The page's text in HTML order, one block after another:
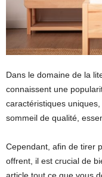
Dans le domaine de la
connaissent une
caractéristiques
sommeil de qualité,
Cependant, afin de tirer
offrent, il est crucial de